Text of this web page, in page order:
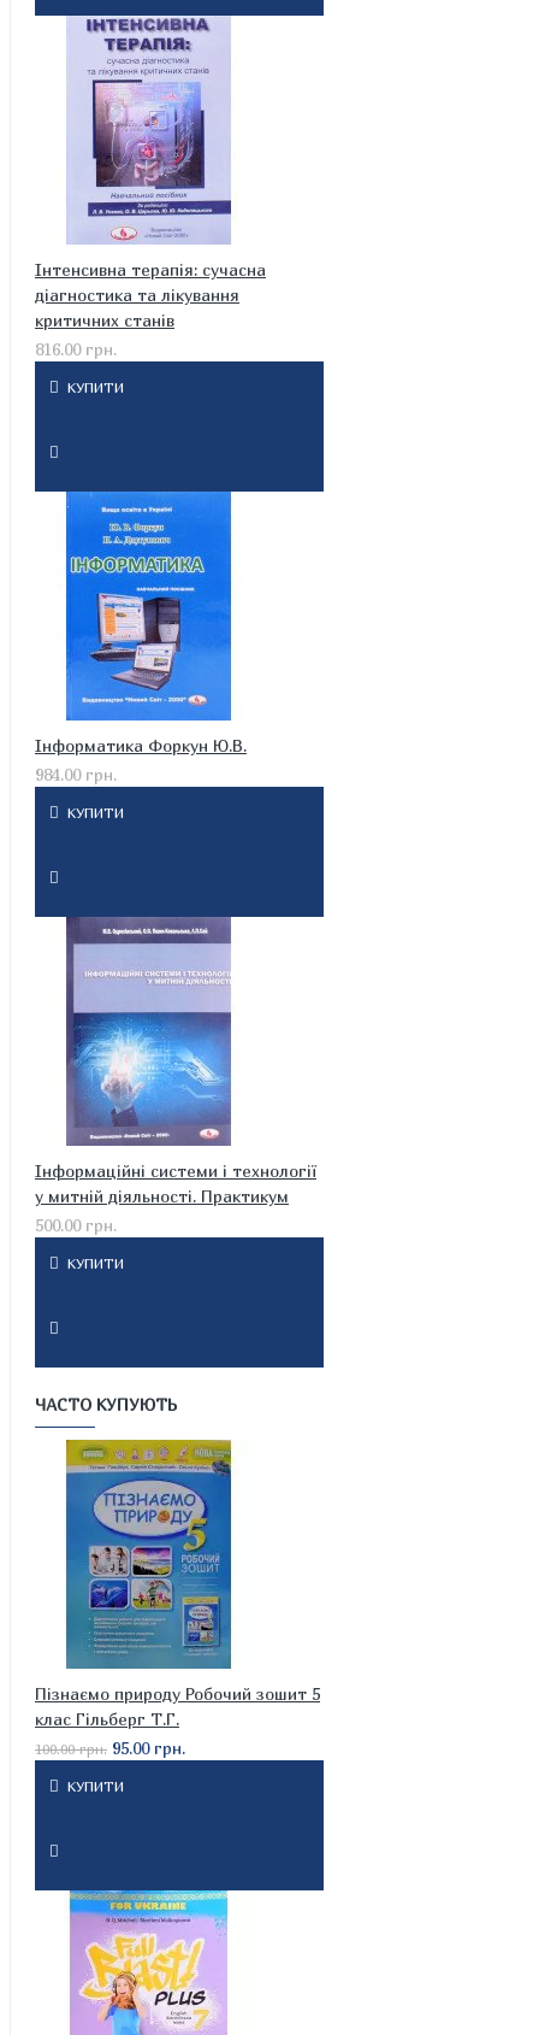
Інтенсивна терапія: сучасна
діагностика та лікування
критичних станів
816.00 грн.
КУПИТИ
Інформатика Форкун Ю.В.
984.00 грн.
КУПИТИ
Інформаційні системи і технології
у митній діяльності. Практикум
500.00 грн.
КУПИТИ
ЧАСТО КУПУЮТЬ
Пізнаємо природу Робочий зошит 5
клас Гільберг Т.Г.
100.00 грн. 95.00 грн.
КУПИТИ